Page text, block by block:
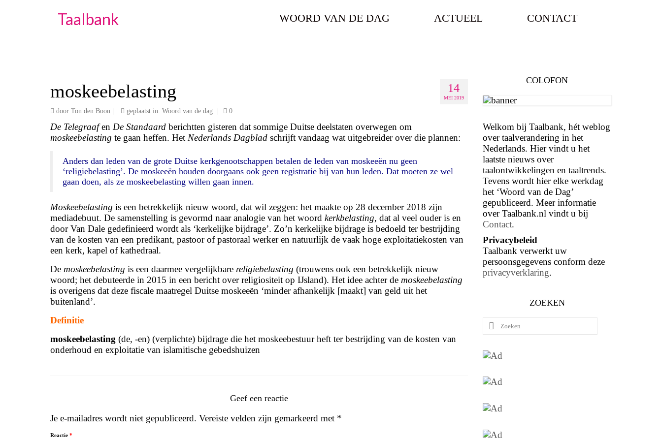
Taalbank WOORD VAN DE DAG ACTUEEL CONTACT
14
MEI 2019
moskeebelasting
door Ton den Boon geplaatst in: Woord van de dag 0
De Telegraafen De Standaard berichtten gisteren dat sommige Duitse deelstaten overwegen om
moskeebelasting te gaan heffen. Het Nederlands Dagblad schrijft vandaag wat uitgebreider over die plannen:
Anders dan leden van de grote Duitse kerkgenootschappen betalen de leden van moskeeën nu geen
‘religiebelasting’. De moskeeën houden doorgaans ook geen registratie bij van hun leden. Dat moeten ze wel
gaan doen, als ze moskeebelasting willen gaan innen.
Moskeebelasting is een betrekkelijk nieuw woord, dat wil zeggen: het maakte op 28 december 2018 zijn
mediadebuut. De samenstelling is gevormd naar analogie van het woord kerkbelasting, dat al veel ouder is en
door Van Dale gedefinieerd wordt als ‘kerkelijke bijdrage’. Zo’n kerkelijke bijdrage is bedoeld ter bestrijding
van de kosten van een predikant, pastoor of pastoraal werker en natuurlijk de vaak hoge exploitatiekosten van
een kerk, kapel of kathedraal.
De moskeebelasting is een daarmee vergelijkbare religiebelasting (trouwens ook een betrekkelijk nieuw
woord; het debuteerde in 2015 in een bericht over religiositeit op IJsland). Het idee achter de moskeebelasting
is overigens dat deze fiscale maatregel Duitse moskeeën ‘minder afhankelijk [maakt] van geld uit het
buitenland’.
Definitie
moskeebelasting (de, -en) (verplichte) bijdrage die het moskeebestuur heft ter bestrijding van de kosten van
onderhoud en exploitatie van islamitische gebedshuizen
Geef een reactie
Je e-mailadres wordt niet gepubliceerd. Vereiste velden zijn gemarkeerd met *
Reactie *
COLOFON
Welkom bij Taalbank, hét weblog
over taalverandering in het
Nederlands. Hier vindt u het
laatste nieuws over
taalontwikkelingen en taaltrends.
Tevens wordt hier elke werkdag
het ‘Woord van de Dag’
gepubliceerd. Meer informatie
over Taalbank.nl vindt u bij
Contact.
Privacybeleid
Taalbank verwerkt uw
persoonsgegevens conform deze
privacyverklaring.
ZOEKEN
Zoeken
naar: